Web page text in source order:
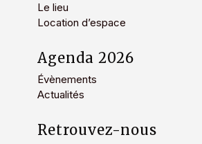
Le lieu
Location d’espace
Agenda 2026
Évènements
Actualités
Retrouvez-nous